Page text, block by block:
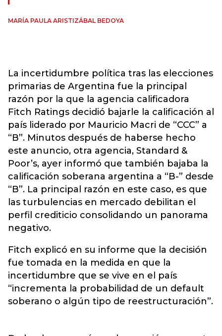
MARÍA PAULA ARISTIZÁBAL BEDOYA
La incertidumbre política tras las elecciones
primarias de Argentina fue la principal
razón por la que la agencia calificadora
Fitch Ratings decidió bajarle la calificación al
país liderado por Mauricio Macri de “CCC” a
“B”. Minutos después de haberse hecho
este anuncio, otra agencia, Standard &
Poor’s, ayer informó que también bajaba la
calificación soberana argentina a “B-” desde
“B”. La principal razón en este caso, es que
las turbulencias en mercado debilitan el
perfil crediticio consolidando un panorama
negativo.
Fitch explicó en su informe que la decisión
fue tomada en la medida en que la
incertidumbre que se vive en el país
“incrementa la probabilidad de un default
soberano o algún tipo de reestructuración”.